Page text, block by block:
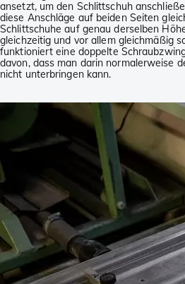
ansetzt, um den Schlittschuh
diese Anschläge auf beiden Seiten
Schlittschuhe auf genau derselben
gleichzeitig und vor allem gleichmäßig
funktioniert eine doppelte
davon, dass man darin normalerweise
nicht unterbringen kann.